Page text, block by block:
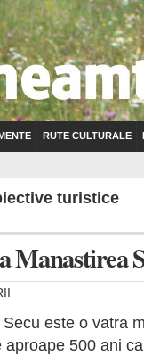
RUTE CULTURALE
turistice
Manastirea
este o vatra
aproape 500 ani